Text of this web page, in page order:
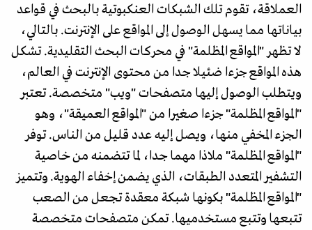
العملاقة، تقوم تلك الشبكات العنكبوتية بالبحث في قواعد
بياناتها مما يسهل الوصول إلى المواقع على الإنترنت. بالتالي،
لا تظهر "المواقع المظلمة" في محركات البحث التقليدية. تشكل
هذه المواقع جزءا ضئيلا جدا من محتوى الإنترنت في العالم،
ويتطلب الوصول إليها متصفحات "ويب" متخصصة. تعتبر
"المواقع المظلمة" جزءا صغيرا من "المواقع العميقة"، وهو
الجزء المخفي منها، ويصل إليه عدد قليل من الناس. توفر
"المواقع المظلمة" ملاذا مهما جدا، لما تتضمنه من خاصية
التشفير المتعدد الطبقات، الذي يضمن إخفاء الهوية. وتتميز
"المواقع المظلمة" بكونها شبكة معقدة تجعل من الصعب
تتبعها وتتبع مستخدميها. تمكن متصفحات متخصصة